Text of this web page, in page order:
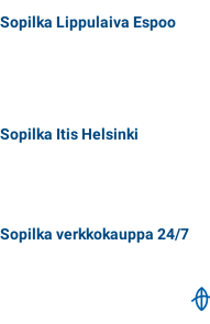
Sopilka Lippulaiva Espoo
Sopilka Itis Helsinki
Sopilka verkkokauppa 24/7